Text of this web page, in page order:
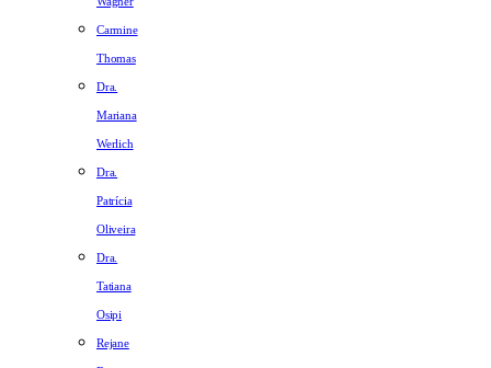
Carmine
Thomas
Dra.
Mariana
Werlich
Dra.
Patrícia
Oliveira
Dra.
Tatiana
Osipi
Rejane